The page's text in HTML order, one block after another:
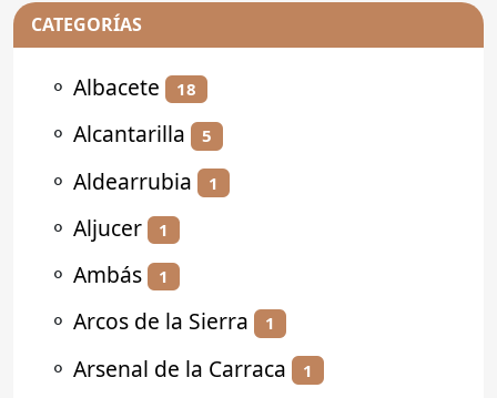
CATEGORÍAS
⚬ Albacete 18
⚬ Alcantarilla 5
⚬ Aldearrubia 1
⚬ Aljucer 1
⚬ Ambás 1
⚬ Arcos de la Sierra 1
⚬ Arsenal de la Carraca 1